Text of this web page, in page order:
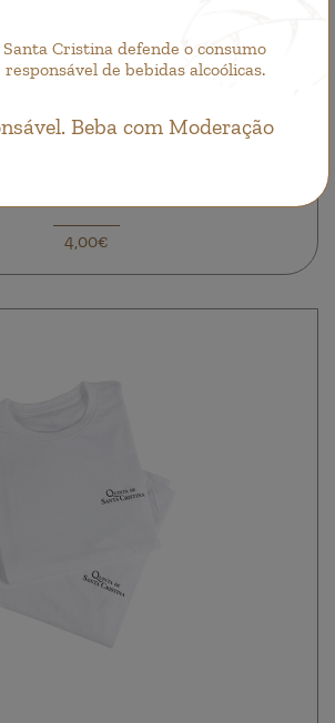
Cristina defende o consumo
de bebidas alcoólicas.
Beba com Moderação
4,00€